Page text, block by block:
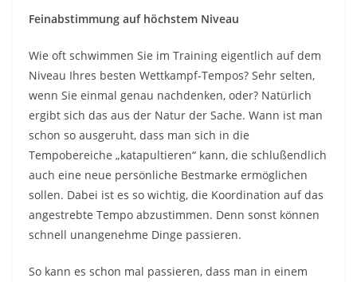
Feinabstimmung auf höchstem Niveau
Wie oft schwimmen Sie im Training eigentlich auf dem
Niveau Ihres besten Wettkampf-Tempos? Sehr selten,
wenn Sie einmal genau nachdenken, oder? Natürlich
ergibt sich das aus der Natur der Sache. Wann ist man
schon so ausgeruht, dass man sich in die
Tempobereiche „katapultieren“ kann, die schlußendlich
auch eine neue persönliche Bestmarke ermöglichen
sollen. Dabei ist es so wichtig, die Koordination auf das
angestrebte Tempo abzustimmen. Denn sonst können
schnell unangenehme Dinge passieren.
So kann es schon mal passieren, dass man in einem